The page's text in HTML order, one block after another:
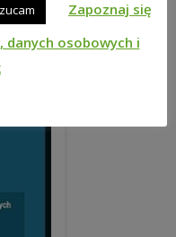
Zapoznaj się
danych osobowych i